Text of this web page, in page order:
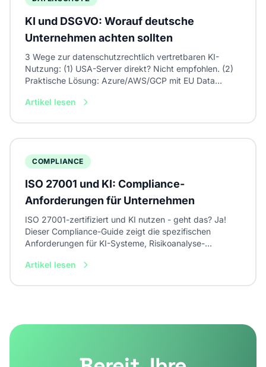
KI und DSGVO: Worauf deutsche
Unternehmen achten sollten
3 Wege zur datenschutzrechtlich vertretbaren KI-
Nutzung: (1) USA-Server direkt? Nicht empfohlen. (2)
Praktische Lösung: Azure/AWS/GCP mit EU Data
Dieser Leitfaden erklärt rechtliche Grundlagen (Art. 28,
Anbieterbewertung.
Artikel lesen
COMPLIANCE
ISO 27001 und KI: Compliance-
Anforderungen für Unternehmen
ISO 27001-zertifiziert und KI nutzen - geht das? Ja!
Dieser Compliance-Guide zeigt die spezifischen
Anforderungen für KI-Systeme, Risikoanalyse-
Checkliste für ISO-konforme KI-Nutzung.
Artikel lesen